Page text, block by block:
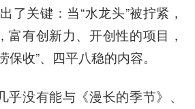
了关键：当“水龙头”被拧紧，
富有创新力、开创性的项目，
保收”、四平八稳的内容。
没有能与《漫长的季节》、